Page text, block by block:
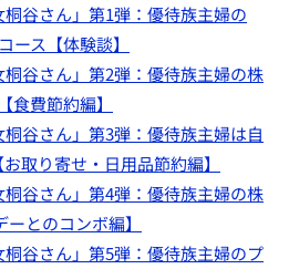
桐谷さん」第1弾：優待族主婦の
ース【体験談】
桐谷さん」第2弾：優待族主婦の株
食費節約編】
桐谷さん」第3弾：優待族主婦は自
取り寄せ・日用品節約編】
桐谷さん」第4弾：優待族主婦の株
とのコンボ編】
桐谷さん」第5弾：優待族主婦のプ